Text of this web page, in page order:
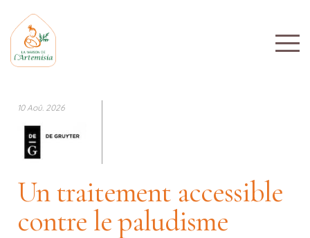
10 Aoû. 2026
Un traitement accessible
contre le paludisme